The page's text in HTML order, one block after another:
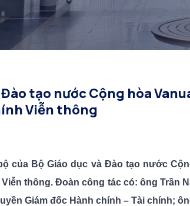
tạo nước Cộng hòa
Viễn thông
của Bộ Giáo dục và Đào tạo nước
thông. Đoàn công tác có: ông Trần
Giám đốc Hành chính – Tài chính;